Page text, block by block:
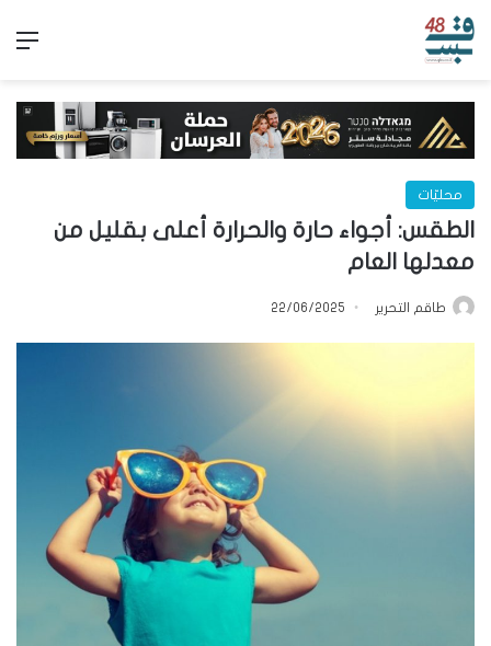
محليّات
الطقس: أجواء حارة والحرارة أعلى بقليل من
معدلها العام
طاقم التحرير 22/06/2025